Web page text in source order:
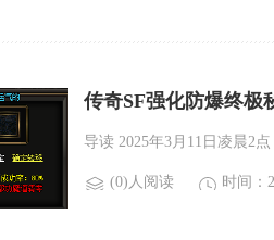
传奇SF强化防爆终极
导读 2025年3月11日凌晨2
(0)人阅读 时间：